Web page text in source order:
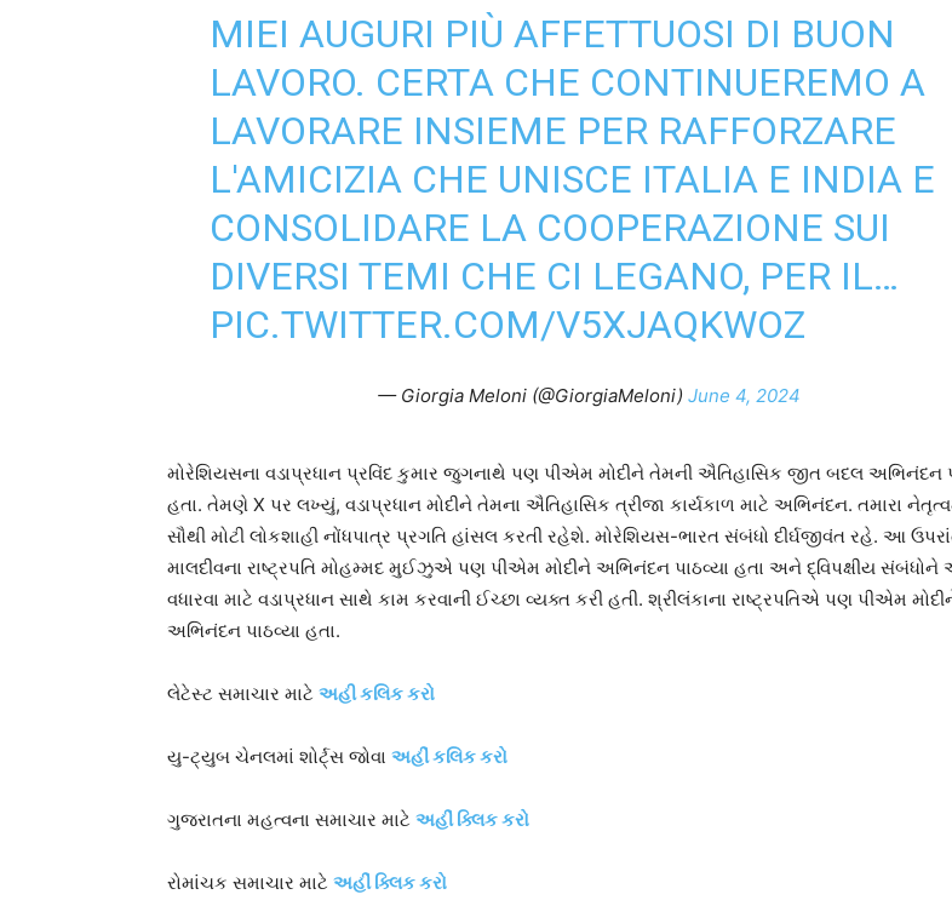
MIEI AUGURI PIÙ AFFETTUOSI DI BUON
LAVORO. CERTA CHE CONTINUEREMO A
LAVORARE INSIEME PER RAFFORZARE
L'AMICIZIA CHE UNISCE ITALIA E INDIA E
CONSOLIDARE LA COOPERAZIONE SUI
DIVERSI TEMI CHE CI LEGANO, PER IL…
PIC.TWITTER.COM/V5XJAQKWOZ
— Giorgia Meloni (@GiorgiaMeloni) June 4, 2024
મોરેશિયસના વડાપ્રધાન પ્રવિંદ કુમાર જુગનાથે પણ પીએમ મોદીને તેમની ઐતિહાસિક જીત બદલ અભિનંદન
હતા. તેમણે X પર લખ્યું, વડાપ્રધાન મોદીને તેમના ઐતિહાસિક ત્રીજા કાર્યકાળ માટે અભિનંદન. તમારા
સૌથી મોટી લોકશાહી નોંધપાત્ર પ્રગતિ હાંસલ કરતી રહેશે. મોરેશિયસ-ભારત સંબંધો દીર્ઘજીવંત રહે. આ
માલદીવના રાષ્ટ્રપતિ મોહમ્મદ મુઈઝુએ પણ પીએમ મોદીને અભિનંદન પાઠવ્યા હતા અને દ્વિપક્ષીય
વધારવા માટે વડાપ્રધાન સાથે કામ કરવાની ઈચ્છા વ્યક્ત કરી હતી. શ્રીલંકાના રાષ્ટ્રપતિએ પણ પીએમ
અભિનંદન પાઠવ્યા હતા.
લેટેસ્ટ સમાચાર માટે અહી કલિક કરો
યુ-ટ્યુબ ચેનલમાં શોર્ટ્સ જોવા અહીં કલિક કરો
ગુજરાતના મહત્વના સમાચાર માટે અહીં ક્લિક કરો
રોમાંચક સમાચાર માટે અહીં ક્લિક કરો